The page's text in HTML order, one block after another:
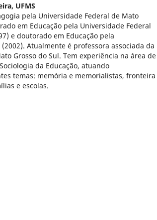
UFMS
pela Universidade Federal de Mato
em Educação pela Universidade Federal
e doutorado em Educação pela
Atualmente é professora associada da
Grosso do Sul. Tem experiência na área de
da Educação, atuando
temas: memória e memorialistas, fronteira
e escolas.